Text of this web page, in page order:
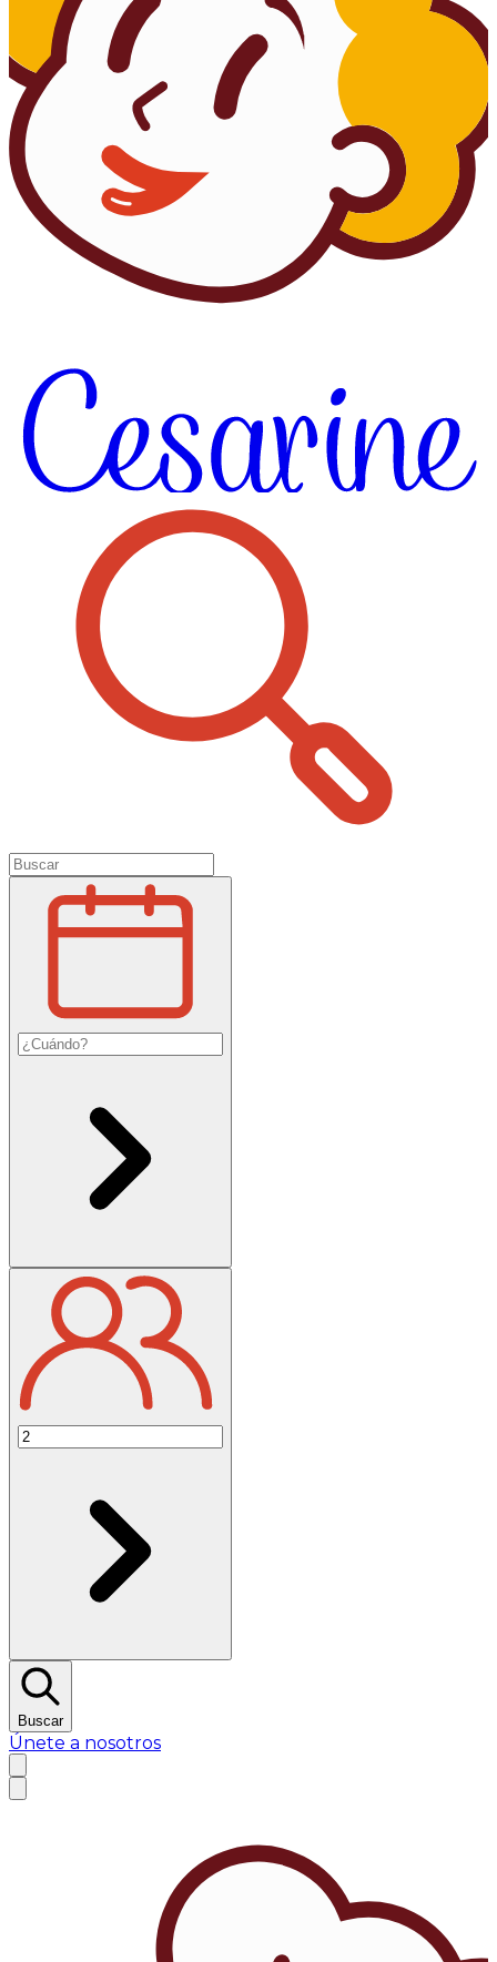
Buscar
Únete a nosotros